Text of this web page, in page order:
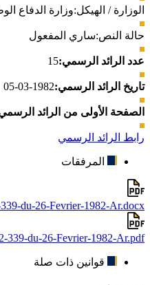
الوزارة / الهيكل:وزارة الدفاع
حالة النص:ساري المفعول
عدد الرائد الرسمي:15
تاريخ الرائد الرسمي:1982-03-05
الصفحة الأولى من الرائد
رابط الرائد الرسمي
المرفقات
du-26-Fevrier-1982-Ar.docx
339-du-26-Fevrier-1982-Ar.pdf
قوانين ذات صلة